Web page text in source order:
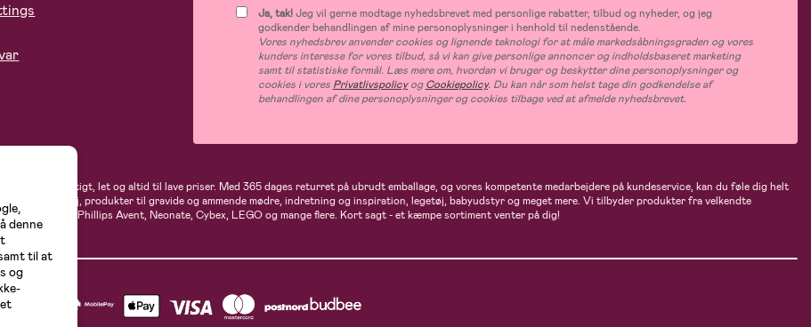
Ja, tak!Jeg vil gerne modtage nyhedsbrevet med personlige rabatter, tilbud og nyheder, og jeg
godkender behandlingen af mine personoplysninger i henhold til nedenstående.
Vores nyhedsbrev anvender cookies og lignende teknologi for at måle markedsåbningsgraden og vores
kunders interesse for vores tilbud, så vi kan give personlige annoncer og indholdsbaseret marketing
samt til statistiske formål. Læs mere om, hvordan vi bruger og beskytter dine personoplysninger og
cookies i vores PrivatlivspolicyogCookiepolicy. Du kan når som helst tage din godkendelse af
behandlingen af dine personoplysninger og cookies tilbage ved at afmelde nyhedsbrevet.
du hurtigt, let og altid til lave priser. Med 365 dages returret på ubrudt emballage, og vores kompetente medarbejdere på kundeservice, kan du føle dig helt
og babytøj, produkter til gravide og ammende mødre, indretning og inspiration, legetøj, babyudstyr og meget mere. Vi tilbyder produkter fra velkendte
Ergobaby, Phillips Avent, Neonate, Cybex, LEGO og mange flere. Kort sagt - et kæmpe sortiment venter på dig!
denne
til at
og